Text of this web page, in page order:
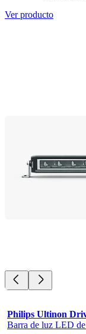
Ver producto
Philips Ultinon
Barra de luz LED de